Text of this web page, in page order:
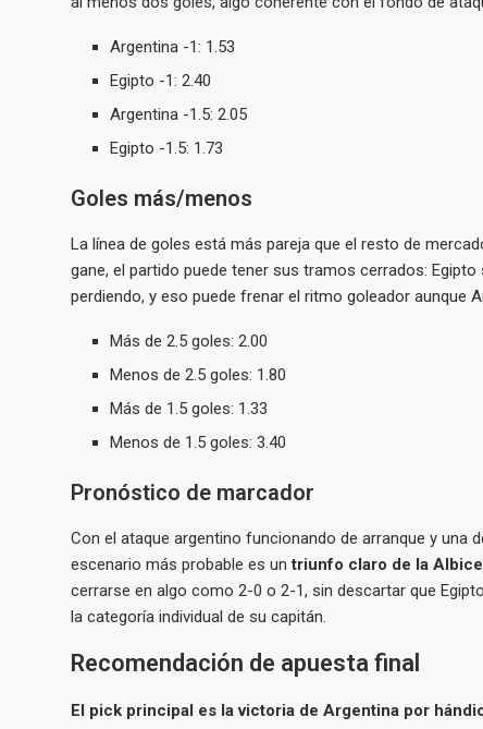
Argentina -1: 1.53
Egipto -1: 2.40
Argentina -1.5: 2.05
Egipto -1.5: 1.73
Goles más/menos
La línea de goles está más pareja que el resto de
gane, el partido puede tener sus tramos cerrados:
perdiendo, y eso puede frenar el ritmo goleador aunque
Más de 2.5 goles: 2.00
Menos de 2.5 goles: 1.80
Más de 1.5 goles: 1.33
Menos de 1.5 goles: 3.40
Pronóstico de marcador
Con el ataque argentino funcionando de arranque y una
escenario más probable es untriunfo claro de la
cerrarse en algo como 2-0 o 2-1, sin descartar que
la categoría individual de su capitán.
Recomendación de apuesta final
El pick principal es la victoria de Argentina por